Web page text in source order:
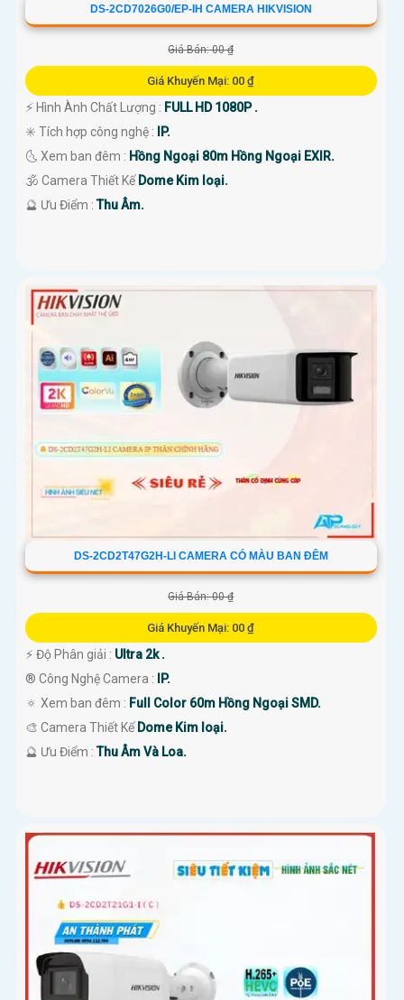
DS-2CD7026G0/EP-IH CAMERA HIKVISION
Giá Bán: 00 ₫
Giá Khuyến Mại: 00 ₫
️⚡ Hình Ành Chất Lượng : FULL HD 1080P .
✳️ Tích hợp công nghệ :
IP.
🌜 Xem ban đêm : Hồng Ngoại 80m Hồng Ngoại EXIR.
🕉️ Camera Thiết Kế Dome Kim loại.
️🔮 Ưu Điểm :Thu Âm.
DS-2CD2T47G2H-LI CAMERA CÓ MÀU BAN ĐÊM
Giá Bán: 00 ₫
Giá Khuyến Mại: 00 ₫
️⚡ Độ Phân giải : Ultra 2k .
®️ Công Nghệ Camera :
IP.
🔅 Xem ban đêm : Full Color 60m Hồng Ngoại SMD.
🎨 Camera Thiết Kế Dome Kim loại.
️🔮 Ưu Điểm :Thu Âm Và Loa.